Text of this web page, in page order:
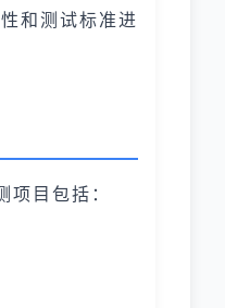
和测试标准进
目包括：